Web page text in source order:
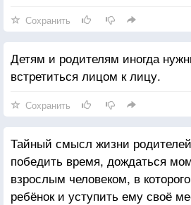
Сохранить
Детям и родителям иногда
встретиться лицом к лицу.
Сохранить
Тайный смысл жизни
победить время, дождаться
взрослым человеком, в
ребёнок и уступить ему своё